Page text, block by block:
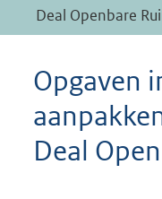
Deal Openbare
Opgaven
Deal